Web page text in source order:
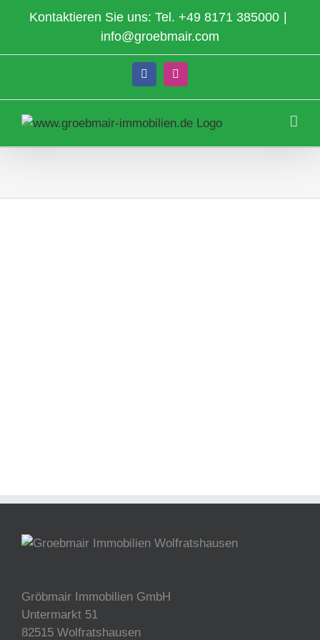
Kontaktieren Sie uns: Tel. +49 8171 385000 |
info@groebmair.com
FacebookInstagram
Gröbmair Immobilien GmbH
Untermarkt 51
82515 Wolfratshausen